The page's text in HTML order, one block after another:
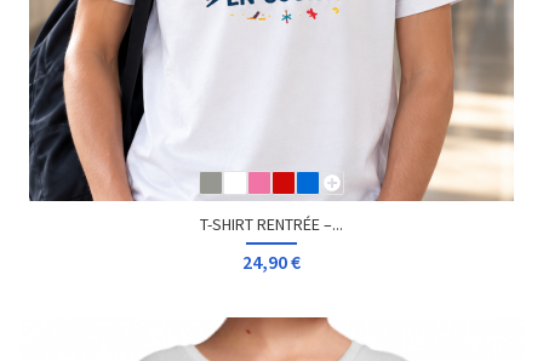
T-SHIRT RENTRÉE –...
24,90 €